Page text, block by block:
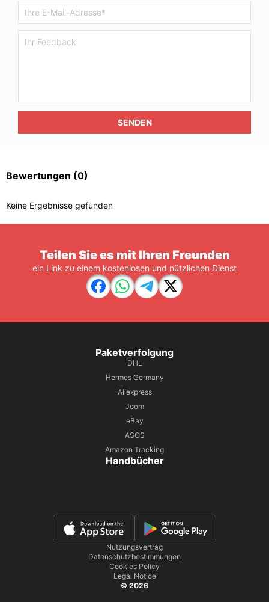
SENDEN
Bewertungen (0)
Keine Ergebnisse gefunden
Teilen Sie es mit Ihren Freunden
ein Link zu einem kostenlosen und nützlichen Dienst
Paketverfolgung
DHL
Hermes Germany
Aliexpress
Joom
eBay
ASOS
Amazon Tracking
Handbücher
Nutzungsvertrag
Datenschutzbestimmungen
Cookies Policy
Legal Notice
© 2026